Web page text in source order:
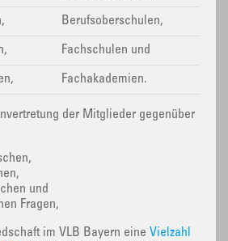
Berufsoberschulen,
Fachschulen und
Fachakademien.
der Mitglieder gegenüber
und
Fragen,
im VLB Bayern eine Vielzahl